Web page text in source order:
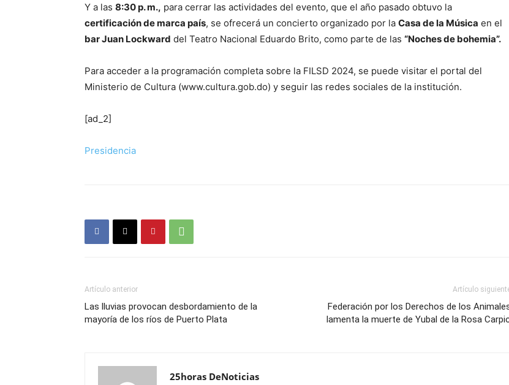
Y a las 8:30 p. m., para cerrar las actividades del evento, que el año pasado obtuvo la
certificación de marca país, se ofrecerá un concierto organizado por la Casa de la Música en el
bar Juan Lockward del Teatro Nacional Eduardo Brito, como parte de las “Noches de bohemia”.
Para acceder a la programación completa sobre la FILSD 2024, se puede visitar el portal del
Ministerio de Cultura (www.cultura.gob.do) y seguir las redes sociales de la institución.
[ad_2]
Presidencia
Artículo anterior
Las lluvias provocan desbordamiento de la
mayoría de los ríos de Puerto Plata
Artículo
Federación por los Derechos de los
lamenta la muerte de Yubal de la Rosa
25horas DeNoticias